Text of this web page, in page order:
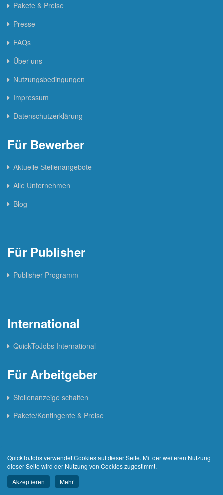
Pakete & Preise
Presse
FAQs
Über uns
Nutzungsbedingungen
Impressum
Datenschutzerklärung
Für Bewerber
Aktuelle Stellenangebote
Alle Unternehmen
Blog
Für Publisher
Publisher Programm
International
QuickToJobs International
Für Arbeitgeber
Stellenanzeige schalten
Pakete/Kontingente & Preise
Für Partner
QuickToJobs verwendet Cookies auf dieser Seite. Mit der weiteren Nutzung
dieser Seite wird der Nutzung von Cookies zugestimmt.
Akzeptieren
Mehr